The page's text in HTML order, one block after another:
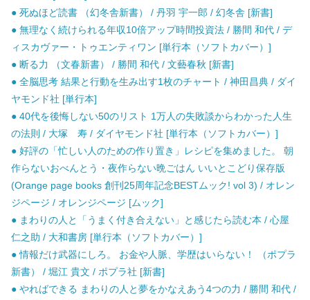
● 死ぬほど読書 （幻冬舎新書） / 丹羽 宇一郎 / 幻冬舎 [新書]
● 無理なく続けられる年収10倍アップ時間投資法 / 勝間 和代 / デ
ィスカヴァー・トゥエンティワン [単行本（ソフトカバー）]
● 断る力 （文春新書） / 勝間 和代 / 文藝春秋 [新書]
● 全脳思考 結果と行動を生み出す1枚のチャート / 神田昌典 / ダイ
ヤモンド社 [単行本]
● 40代を後悔しない50のリスト 1万人の失敗談からわかった人生
の法則 / 大塚 寿 / ダイヤモンド社 [単行本（ソフトカバー）]
● 好評の「忙しい人のための作り置き」レシピを集めました。 朝
作らないおべんとう・夜作らない晩ごはん いいとこどり保存版
(Orange page books 創刊25周年記念BESTムック! vol 3) / オレン
ジページ / オレンジページ [ムック]
● まわりの人と「うまく付き合えない」と感じたら読む本 / 心屋
仁之助 / 大和書房 [単行本（ソフトカバー）]
● 情報だけ武器にしろ。 お金や人脈、学歴はいらない！ （ポプラ
新書） / 堀江 貴文 / ポプラ社 [新書]
● やればできる まわりの人と夢をかなえあう4つの力 / 勝間 和代 /